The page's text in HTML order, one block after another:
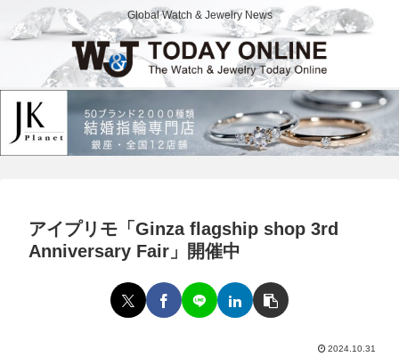
Global Watch & Jewelry News
アイプリモ「Ginza flagship shop 3rd
Anniversary Fair」開催中
2024.10.31